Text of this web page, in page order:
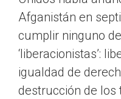
Afganistán en
cumplir ninguno
‘liberacionistas’:
igualdad de
destrucción de los